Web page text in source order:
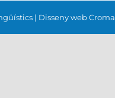
| Disseny web Croma